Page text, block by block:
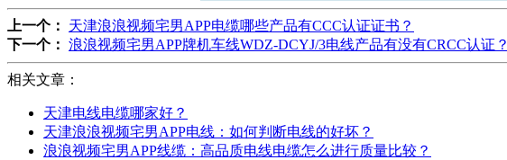
上一个： 天津浪浪视频宅男APP电缆哪些产品有CCC认证证书？
下一个： 浪浪视频宅男APP牌机车线WDZ-DCYJ/3电线产品有没有CRCC认证？
相关文章：
天津电线电缆哪家好？
天津浪浪视频宅男APP电线：如何判断电线的好坏？
浪浪视频宅男APP线缆：高品质电线电缆怎么进行质量比较？